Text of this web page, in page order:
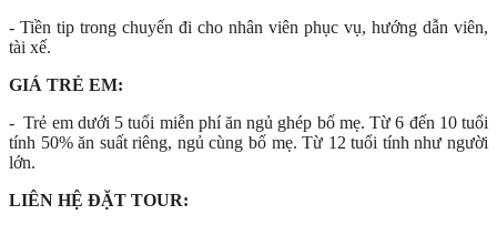
- Tiền tip trong chuyến đi cho nhân viên phục vụ, hướng dẫn viên,
tài xế.
GIÁ TRẺ EM:
- Trẻ em dưới 5 tuổi miễn phí ăn ngủ ghép bố mẹ. Từ 6 đến 10 tuổi
tính 50% ăn suất riêng, ngủ cùng bố mẹ. Từ 12 tuổi tính như người
lớn.
LIÊN HỆ ĐẶT TOUR: